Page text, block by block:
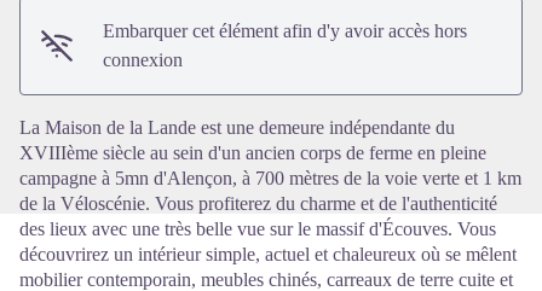
Voir l'image en plein écran
Embarquer cet élément afin d'y avoir accès hors
connexion
La Maison de la Lande est une demeure indépendante du
XVIIIème siècle au sein d'un ancien corps de ferme en pleine
campagne à 5mn d'Alençon, à 700 mètres de la voie verte et 1 km
de la Véloscénie. Vous profiterez du charme et de l'authenticité
des lieux avec une très belle vue sur le massif d'Écouves. Vous
découvrirez un intérieur simple, actuel et chaleureux où se mêlent
mobilier contemporain, meubles chinés, carreaux de terre cuite et